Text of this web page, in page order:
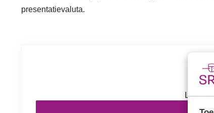
presentatievaluta.
Log in